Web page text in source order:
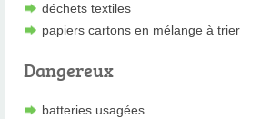
déchets textiles
papiers cartons en mélange à trier
Dangereux
batteries usagées